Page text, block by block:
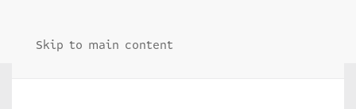
Skip to main content